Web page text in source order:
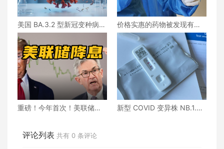
美国 BA.3.2 型新冠变种病例
正在上升
价格实惠的药物被发现有望
治疗重症COVID患者
重磅！今年首次！美联储降
新型 COVID 变异株 NB.1.8.
评论列表 共有 0 条评论